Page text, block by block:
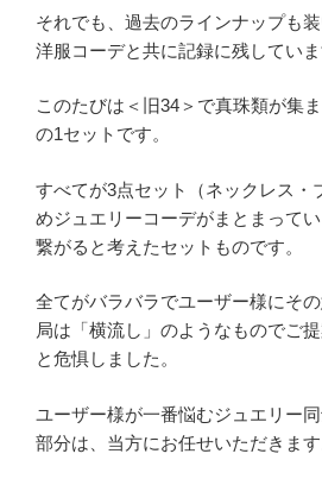
それでも、過去のラインナップも
洋服コーデと共に記録に残していま
このたびは＜旧34＞で真珠類が集
の1セットです。
すべてが3点セット（ネックレス・
めジュエリーコーデがまとまって
繋がると考えたセットものです。
全てがバラバラでユーザー様にそ
局は「横流し」のようなものでご
と危惧しました。
ユーザー様が一番悩むジュエリー
部分は、当方にお任せいただきます